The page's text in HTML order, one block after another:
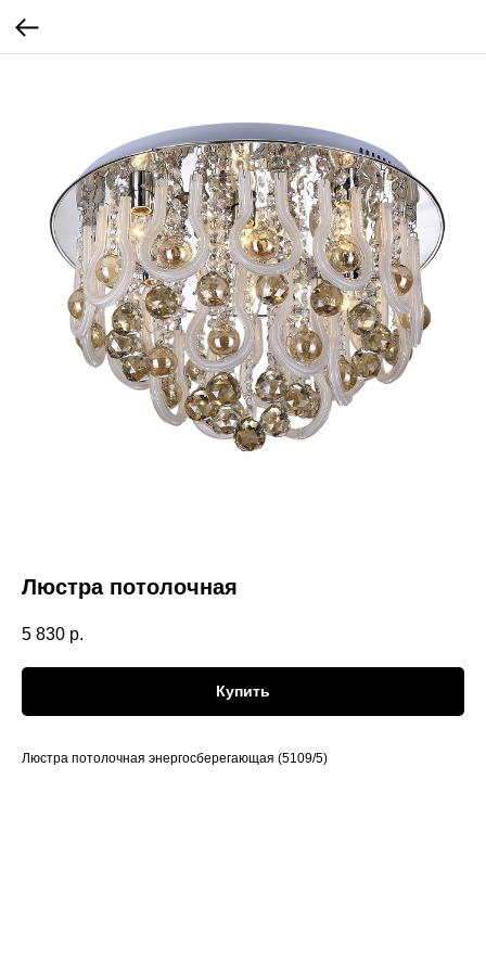
Люстра потолочная
5 830 р.
Купить
Люстра потолочная энергосберегающая (5109/5)